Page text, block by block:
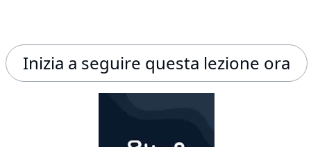
Inizia a seguire questa lezione ora